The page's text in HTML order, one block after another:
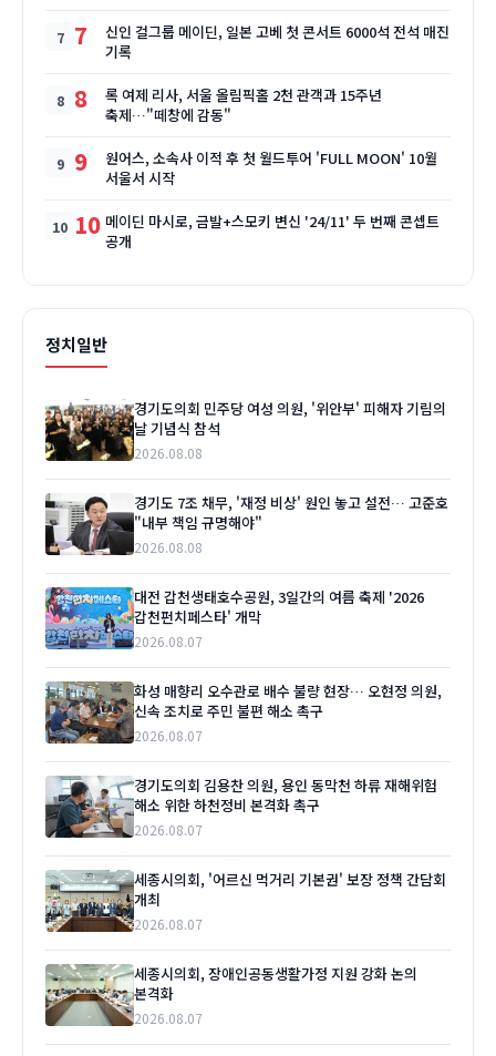
7
신인 걸그룹 메이딘, 일본 고베 첫 콘서트 6000석 전석 매진
기록
8
록 여제 리사, 서울 올림픽홀 2천 관객과 15주년
축제…"떼창에 감동"
9
원어스, 소속사 이적 후 첫 월드투어 'FULL MOON' 10월
서울서 시작
10 메이딘 마시로, 금발+스모키 변신 '24/11' 두 번째 콘셉트
공개
정치일반
경기도의회 민주당 여성 의원, '위안부' 피해자 기림의
날 기념식 참석
2026.08.08
경기도 7조 채무, '재정 비상' 원인 놓고 설전… 고준호
"내부 책임 규명해야"
2026.08.08
대전 갑천생태호수공원, 3일간의 여름 축제 '2026
갑천펀치페스타' 개막
2026.08.07
화성 매향리 오수관로 배수 불량 현장… 오현정 의원,
신속 조치로 주민 불편 해소 촉구
2026.08.07
경기도의회 김용찬 의원, 용인 동막천 하류 재해위험
해소 위한 하천정비 본격화 촉구
2026.08.07
세종시의회, '어르신 먹거리 기본권' 보장 정책 간담회
개최
2026.08.07
세종시의회, 장애인공동생활가정 지원 강화 논의
본격화
2026.08.07